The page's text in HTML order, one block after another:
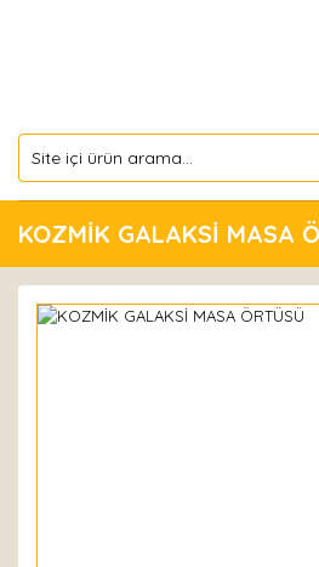
KOZMİK GALAKSİ MASA